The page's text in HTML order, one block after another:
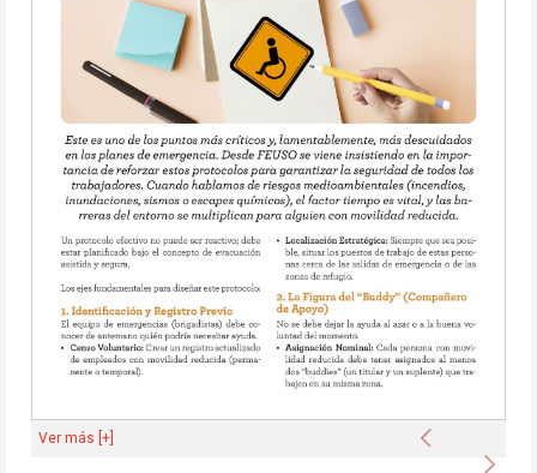
Anterior
Ver más [+]